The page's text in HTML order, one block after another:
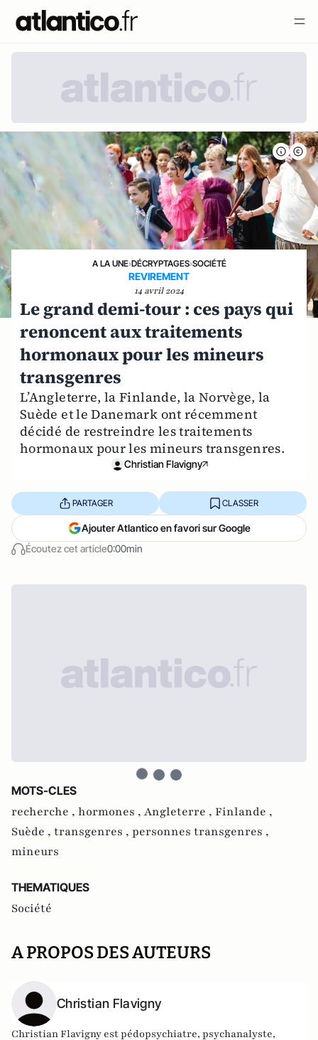
A LA UNE›DÉCRYPTAGES›SOCIÉTÉ
REVIREMENT
14 avril 2024
Le grand demi-tour : ces pays qui
renoncent aux traitements
hormonaux pour les mineurs
transgenres
L’Angleterre, la Finlande, la Norvège, la
Suède et le Danemark ont récemment
décidé de restreindre les traitements
hormonaux pour les mineurs transgenres.
Christian Flavigny
Écoutez cet article0:00min
PARTAGER CLASSER
Ajouter Atlantico en favori sur Google
MOTS-CLES
recherche , hormones , Angleterre , Finlande ,
Suède , transgenres , personnes transgenres ,
mineurs
THEMATIQUES
Société
A PROPOS DES AUTEURS
Christian Flavigny
Christian Flavigny est pédopsychiatre, psychanalyste,